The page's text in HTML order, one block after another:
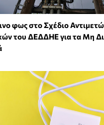
φως στο Σχέδιο
του ΔΕΔΔΗΕ για τα Μη